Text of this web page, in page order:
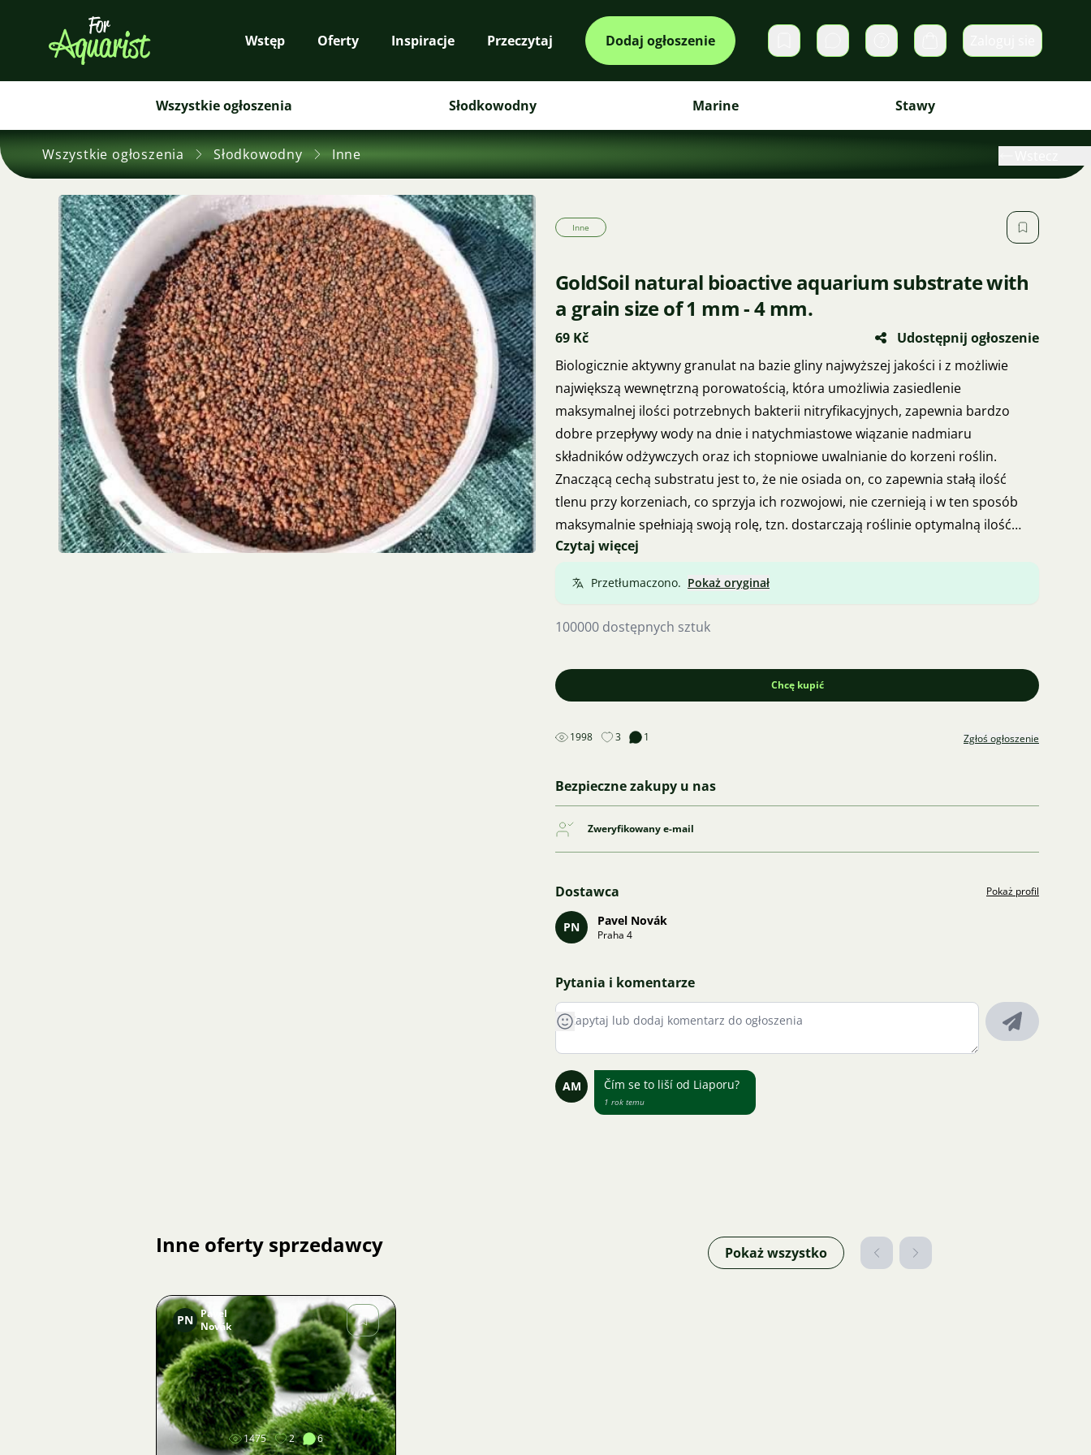
Wstęp Oferty Inspiracje Przeczytaj Dodaj ogłoszenie Prywatne wiadomości
Koszyk
Wszystkie ogłoszenia Słodkowodny Marine Stawy
Wszystkie ogłoszenia Słodkowodny Inne
Inne
GoldSoil natural bioactive aquarium substrate with
a grain size of 1 mm - 4 mm.
69 Kč
Udostępnij ogłoszenie
Biologicznie aktywny granulat na bazie gliny najwyższej jakości i z możliwie
największą wewnętrzną porowatością, która umożliwia zasiedlenie
maksymalnej ilości potrzebnych bakterii nitryfikacyjnych, zapewnia bardzo
dobre przepływy wody na dnie i natychmiastowe wiązanie nadmiaru
składników odżywczych oraz ich stopniowe uwalnianie do korzeni roślin.
Znaczącą cechą substratu jest to, że nie osiada on, co zapewnia stałą ilość
tlenu przy korzeniach, co sprzyja ich rozwojowi, nie czernieją i w ten sposób
maksymalnie spełniają swoją rolę, tzn. dostarczają roślinie optymalną ilość
potrzebnych składników odżywczych. Substrat pomaga optymalnie rozkładać
przyczyniają się do wzrostu glonów i sinic. Cena: 69 Kč / 1 litr. Opakowanie: 1 l,
11:30. Wysyłamy również Pocztą Czeską - Paczka do rąk.
Czytaj więcej
Przetłumaczono. Pokaż oryginał
100000 dostępnych sztuk
Chcę kupić
1998 3 1 Zgłoś ogłoszenie
Bezpieczne zakupy u nas
Zweryfikowany e-mail
Dostawca Pokaż profil
PN Pavel Novák
Praha 4
Pytania i komentarze
AM Čím se to liší od Liaporu?
1 rok temu
Inne oferty sprzedawcy Pokaż wszystko
Zdjęcie
PN Pavel
Novák
1475 2 6